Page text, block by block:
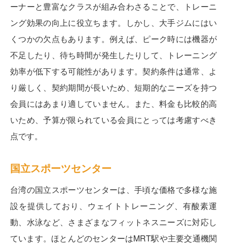
ーナーと豊富なクラスが組み合わさることで、トレーニ
ング効果の向上に役立ちます。しかし、大手ジムにはい
くつかの欠点もあります。例えば、ピーク時には機器が
不足したり、待ち時間が発生したりして、トレーニング
効率が低下する可能性があります。契約条件は通常、よ
り厳しく、契約期間が長いため、短期的なニーズを持つ
会員にはあまり適していません。また、料金も比較的高
いため、予算が限られている会員にとっては考慮すべき
点です。
国立スポーツセンター
台湾の国立スポーツセンターは、手頃な価格で多様な施
設を提供しており、ウェイトトレーニング、有酸素運
動、水泳など、さまざまなフィットネスニーズに対応し
ています。ほとんどのセンターはMRT駅や主要交通機関